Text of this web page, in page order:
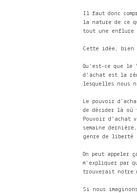
Il faut donc
la nature de ce
tout une enflure
Cette idée, bien
Qu'est-ce que le
d'achat est la
lesquelles nous
Le pouvoir
de décider là où
Pouvoir d'achat
semaine
genre de liberté
On peut appeler
m'expliquer par
trouverait notre
Si nous